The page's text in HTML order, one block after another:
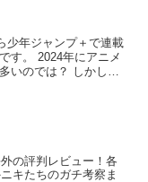
少年ジャンプ＋で連載
す。 2024年にアニメ
いのでは？ しかし、
外の評判レビュー！各
キたちのガチ考察ま